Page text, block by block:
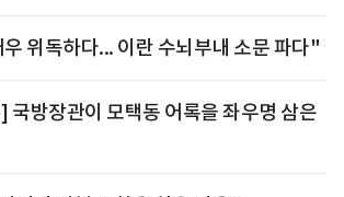
위독하다... 이란 수뇌부내 소문 파다"
국방장관이 모택동 어록을 좌우명 삼은